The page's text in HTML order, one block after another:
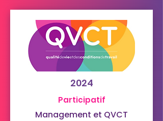
2024
Participatif
Management et QVCT